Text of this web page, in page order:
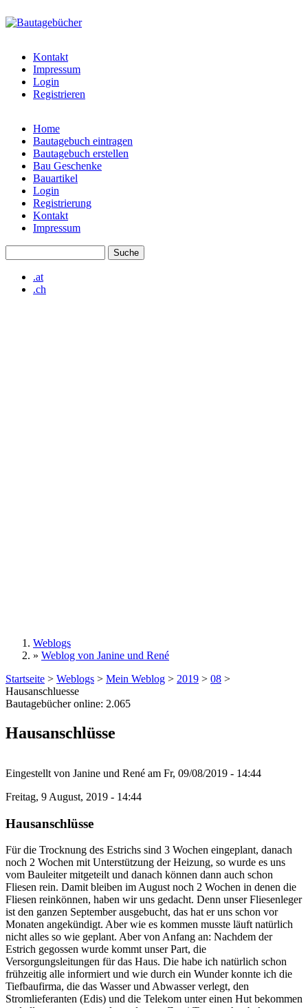
bautagebuch-
liste.de
Kontakt
Impressum
Login
Registrieren
Hauptmenü
Home
Bautagebuch eintragen
Bautagebuch erstellen
Bau Geschenke
Bauartikel
Login
Registrierung
Kontakt
Impressum
.at
.ch
Sie sind hier
Weblogs
» Weblog von Janine und René
Startseite > Weblogs > Mein Weblog > 2019 > 08 >
Hausanschluesse
Bautagebücher online: 2.065
Hausanschlüsse
Eingestellt von Janine und René am Fr, 09/08/2019 - 14:44
Freitag, 9 August, 2019 - 14:44
Hausanschlüsse
Für die Trocknung des Estrichs sind 3 Wochen eingeplant, danach
noch 2 Wochen mit Unterstützung der Heizung, so wurde es uns
vom Bauleiter mitgeteilt und danach können dann auch schon
Fliesen rein. Damit bleiben im August noch 2 Wochen in denen die
Fliesen reinkönnen, haben wir uns gedacht. Denn unser Fliesenleger
ist den ganzen September ausgebucht, das hat er uns schon vor
Monaten angekündigt. Aber wie es kommen musste läuft natürlich
nicht alles so wie geplant. Aber von Anfang an: Nachdem der
Estrich gegossen wurde kommt unser Part, die
Versorgungsleitungen für das Haus. Die habe ich natürlich schon
frühzeitig alle informiert und wie durch ein Wunder konnte ich die
Tiefbaufirma, die das Wasser und Abwasser verlegt, den
Stromlieferanten (Edis) und die Telekom unter einen Hut bekommen